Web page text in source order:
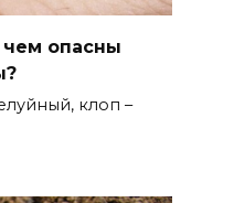
чем опасны
клоп –